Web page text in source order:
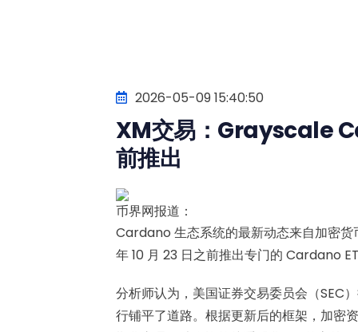
2026-05-09 15:40:50
XM交易：Grayscale
前推出
币界网报道：
Cardano 生态系统的最新动态来自加密
年 10 月 23 日之前推出专门的 Cardano
分析师认为，美国证券交易委员会（SEC
行铺平了道路。根据更新后的框架，加密